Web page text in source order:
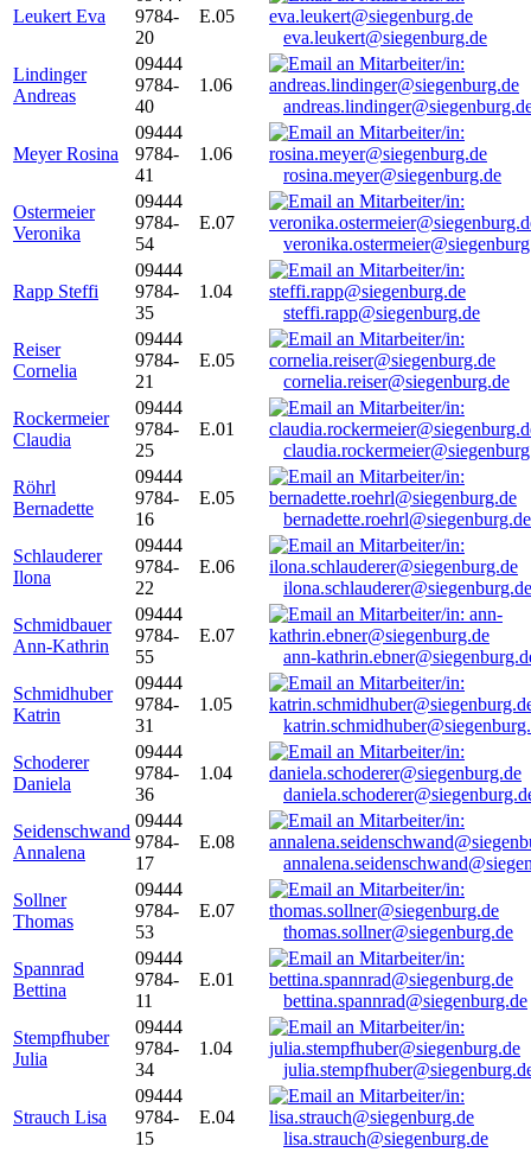
Leukert Eva
9784-
20
E.05
eva.leukert@siegenburg.de
Lindinger
Andreas
09444
9784-
40
1.06
Meyer Rosina
09444
9784-
41
1.06
rosina.meyer@siegenburg.de
Ostermeier
Veronika
09444
9784-
54
E.07
Rapp Steffi
09444
9784-
35
1.04
steffi.rapp@siegenburg.de
Reiser
Cornelia
09444
9784-
21
E.05
cornelia.reiser@siegenburg.de
Rockermeier
Claudia
09444
9784-
25
E.01
Röhrl
Bernadette
09444
9784-
16
E.05
bernadette.roehrl@siegenburg.de
Schlauderer
Ilona
09444
9784-
22
E.06
ilona.schlauderer@siegenburg.de
Schmidbauer
Ann-Kathrin
09444
9784-
55
E.07
ann-
Schmidhuber
Katrin
09444
9784-
31
1.05
Schoderer
Daniela
09444
9784-
36
1.04
Seidenschwand
Annalena
09444
9784-
17
E.08
Sollner
Thomas
09444
9784-
53
E.07
thomas.sollner@siegenburg.de
Spannrad
Bettina
09444
9784-
11
E.01
bettina.spannrad@siegenburg.de
Stempfhuber
Julia
09444
9784-
34
1.04
Strauch Lisa
09444
9784-
15
E.04
lisa.strauch@siegenburg.de